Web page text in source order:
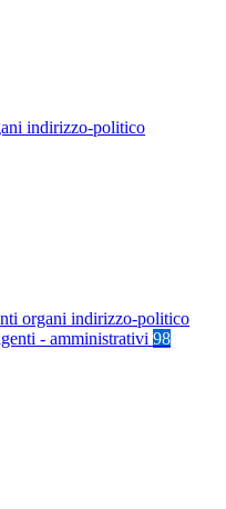
indirizzo-politico
organi indirizzo-politico
- amministrativi 98